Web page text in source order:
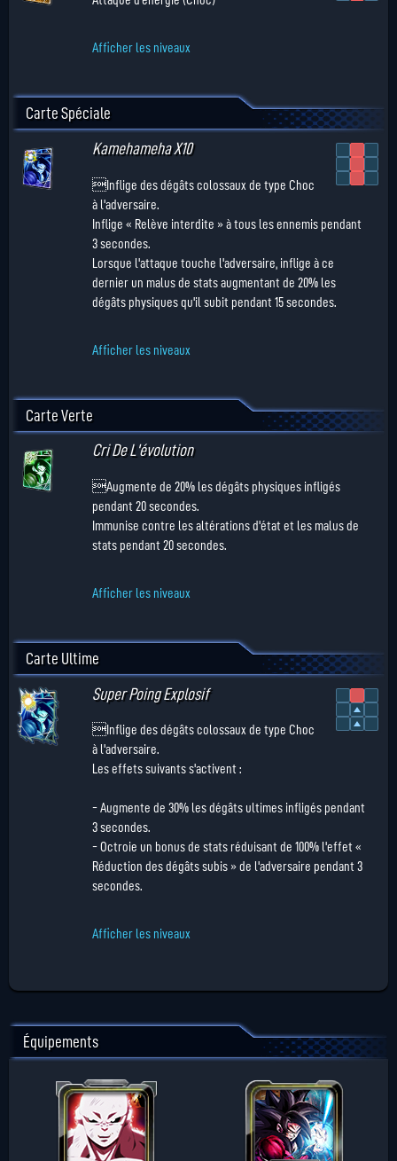
Afficher les niveaux
Carte Spéciale
Kamehameha X10
Inflige des dégâts colossaux de type Choc
à l'adversaire.
Inflige « Relève interdite » à tous les ennemis pendant
3 secondes.
Lorsque l'attaque touche l'adversaire, inflige à ce
dernier un malus de stats augmentant de 20% les
dégâts physiques qu'il subit pendant 15 secondes.
Afficher les niveaux
Carte Verte
Cri De L'évolution
Augmente de 20% les dégâts physiques infligés
pendant 20 secondes.
Immunise contre les altérations d'état et les malus de
stats pendant 20 secondes.
Afficher les niveaux
Carte Ultime
Super Poing Explosif
Inflige des dégâts colossaux de type Choc
à l'adversaire.
Les effets suivants s'activent :
- Augmente de 30% les dégâts ultimes infligés pendant
3 secondes.
- Octroie un bonus de stats réduisant de 100% l'effet «
Réduction des dégâts subis » de l'adversaire pendant 3
secondes.
Afficher les niveaux
Équipements